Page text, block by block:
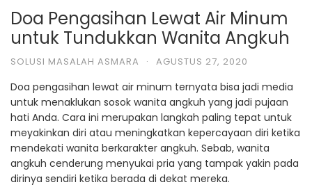
Doa Pengasihan Lewat Air Minum
untuk Tundukkan Wanita Angkuh
SOLUSI MASALAH ASMARA · AGUSTUS 27, 2020
Doa pengasihan lewat air minum ternyata bisa jadi media
untuk menaklukan sosok wanita angkuh yang jadi pujaan
hati Anda. Cara ini merupakan langkah paling tepat untuk
meyakinkan diri atau meningkatkan kepercayaan diri ketika
mendekati wanita berkarakter angkuh. Sebab, wanita
angkuh cenderung menyukai pria yang tampak yakin pada
dirinya sendiri ketika berada di dekat mereka.